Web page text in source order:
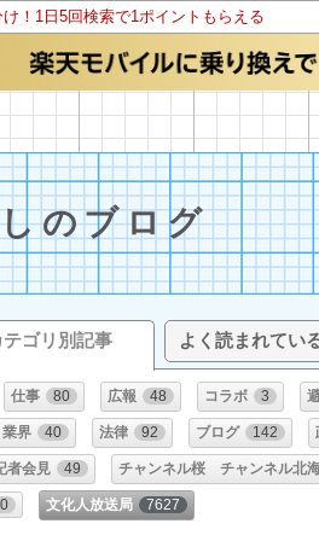
！1日5回検索で1ポイントもらえる
のブログ
テゴリ別記事 よく読まれてい
仕事 80 広報 48 コラボ 3
業界 40 法律 92 ブログ 142
者会見 49 チャンネル桜 チャンネル北
文化人放送局 7627